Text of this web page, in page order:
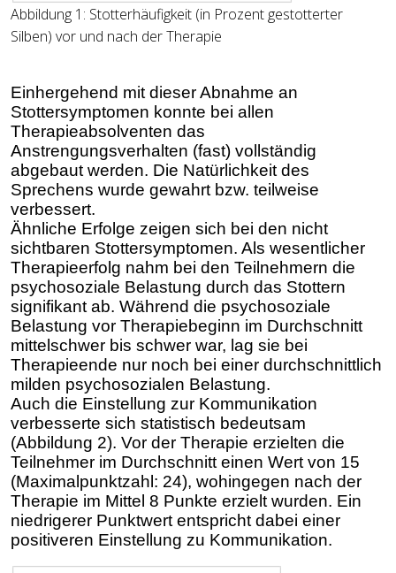
Abbildung 1 : Stotterhäufigkeit (in Prozent gestotterter
Silben) vor und nach der Therapie
Einhergehend mit dieser Abnahme an
Stottersymptomen konnte bei allen
Therapieabsolventen das
Anstrengungsverhalten (fast) vollständig
abgebaut werden. Die Natürlichkeit des
Sprechens wurde gewahrt bzw. teilweise
verbessert.
Ähnliche Erfolge zeigen sich bei den nicht
sichtbaren Stottersymptomen. Als wesentlicher
Therapieerfolg nahm bei den Teilnehmern die
psychosoziale Belastung durch das Stottern
signifikant ab. Während die psychosoziale
Belastung vor Therapiebeginn im Durchschnitt
mittelschwer bis schwer war, lag sie bei
Therapieende nur noch bei einer durchschnittlich
milden psychosozialen Belastung.
Auch die Einstellung zur Kommunikation
verbesserte sich statistisch bedeutsam
(Abbildung 2). Vor der Therapie erzielten die
Teilnehmer im Durchschnitt einen Wert von 15
(Maximalpunktzahl: 24), wohingegen nach der
Therapie im Mittel 8 Punkte erzielt wurden. Ein
niedrigerer Punktwert entspricht dabei einer
positiveren Einstellung zu Kommunikation.